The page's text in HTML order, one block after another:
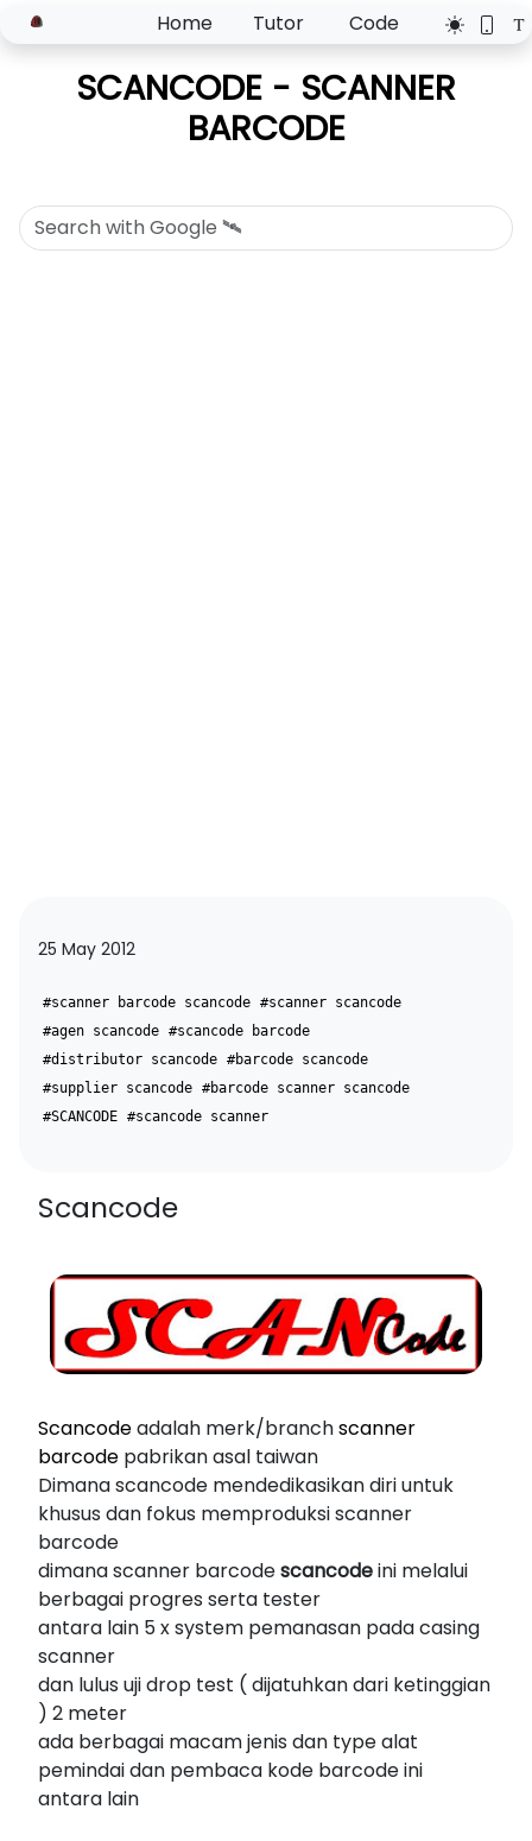
Home Tutor Code
SCANCODE - SCANNER
BARCODE
25 May 2012
#scanner barcode scancode #scanner scancode
#agen scancode #scancode barcode
#distributor scancode #barcode scancode
#supplier scancode #barcode scanner scancode
#SCANCODE #scancode scanner
Scancode
Scancodeadalah merk/branchscanner
barcode pabrikan asal taiwan
Dimana scancode mendedikasikan diri untuk
khusus dan fokus memproduksi scanner
barcode
dimana scanner barcodescancodeini melalui
berbagai progres serta tester
antara lain 5 x system pemanasan pada casing
scanner
dan lulus uji drop test ( dijatuhkan dari ketinggian
) 2 meter
ada berbagai macam jenis dan type alat
pemindai dan pembaca kode barcode ini
antara lain